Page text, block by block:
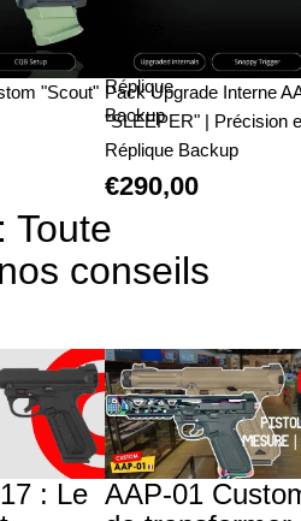
"Scout" Réplique
Backup
Pack Upgrade Interne
"SLEEPER" | Précision
Réplique Backup
€290,00
Toute
conseils
Technique
Culasse
: Le
AAP-01 Custom : L'art
jouet en outil de
AAP-01